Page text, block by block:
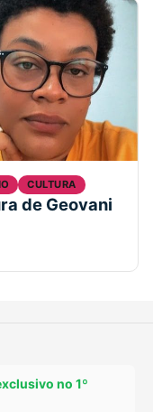
CULTURA
de Geovani
no 1º